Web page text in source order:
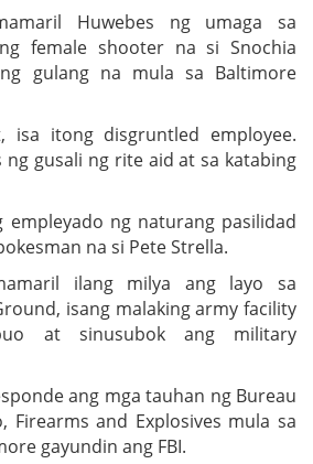
Huwebes ng umaga sa
female shooter na si Snochia
gulang na mula sa Baltimore
isa itong disgruntled employee.
ng gusali ng rite aid at sa katabing
empleyado ng naturang pasilidad
na si Pete Strella.
ilang milya ang layo sa
isang malaking army facility
at sinusubok ang military
ang mga tauhan ng Bureau
Firearms and Explosives mula sa
gayundin ang FBI.